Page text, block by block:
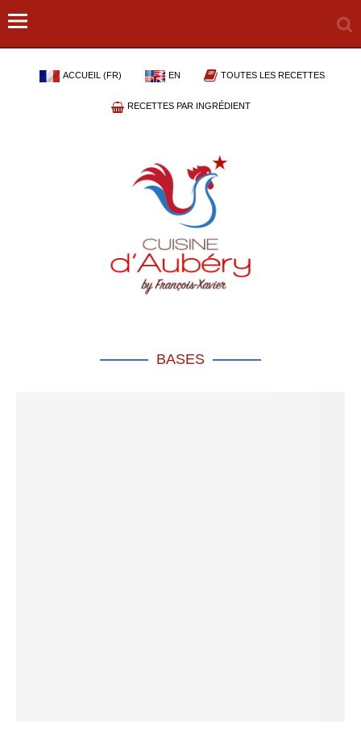
ACCUEIL (FR) EN TOUTES LES RECETTES
RECETTES PAR INGRÉDIENT
BASES